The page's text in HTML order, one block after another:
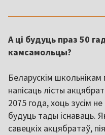
А ці будуць праз 50
камсамольцы?
Беларускім
напісаць лісты
2075 года, хоць зусім
будуць тады існаваць.
савецкіх акцябратаў,